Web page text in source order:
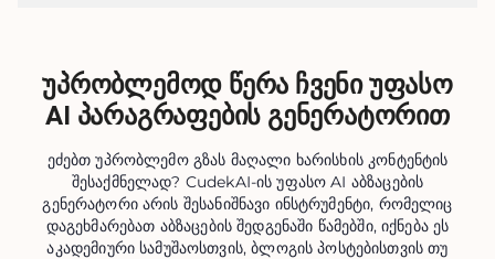
უპრობლემოდ წერა ჩვენი უფასო
AI პარაგრაფების გენერატორით
ეძებთ უპრობლემო გზას მაღალი ხარისხის კონტენტის
შესაქმნელად? CudekAI-ის უფასო AI აბზაცების
გენერატორი არის შესანიშნავი ინსტრუმენტი, რომელიც
დაგეხმარებათ აბზაცების შედგენაში წამებში, იქნება ეს
აკადემიური სამუშაოსთვის, ბლოგის პოსტებისთვის თუ